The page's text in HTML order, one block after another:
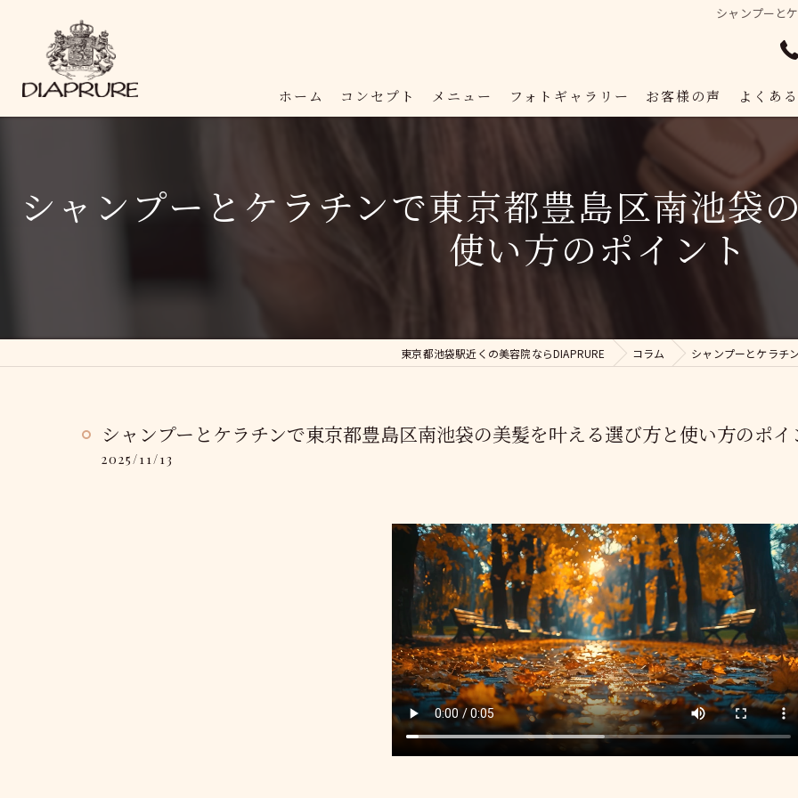
シャンプーと
ホーム コンセプト メニュー フォトギャラリー お客様の声 よくあ
シャンプーとケラチンで東京都豊島区南池袋
使い方のポイント
東京都池袋駅近くの美容院ならDIAPRURE コラム シャンプーとケラチ
シャンプーとケラチンで東京都豊島区南池袋の美髪を叶える選び方と使い方のポイ
2025/11/13